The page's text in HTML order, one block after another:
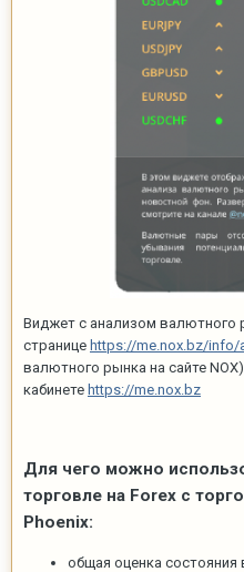
Виджет с анализом валютного
странице https://me.nox.bz/info/
валютного рынка на сайте
кабинете https://me.nox.bz
Для чего можно
торговле на Forex с
Phoenix:
общая оценка